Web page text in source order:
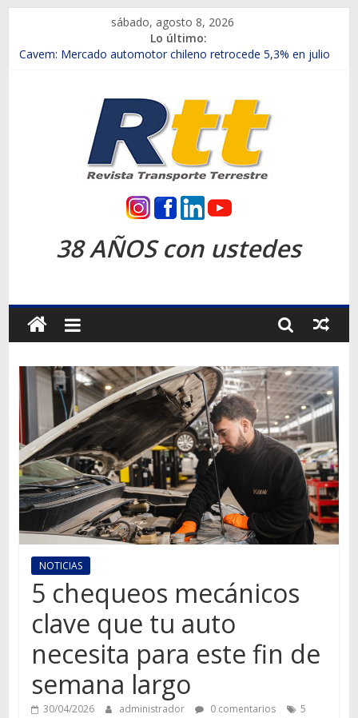
contenido
sábado, agosto 8, 2026
Lo último:
Chile es el primer mercado internacional en lanzar la nueva
Salfa suma vehículos electrificados de Chevrolet en el Biobío
Samex amplía su red con nuevas sucursales en Rancagua y
SINOTRUK Pick-ups presentó la recién estrenada Bolden en
la Expo Compras Públicas 2026
Revista
Transporte
Terrestre
Autos,
camiones,
motos,
información
del
mundo
del
transporte
38 AÑOS con ustedes
NOTICIAS
5 chequeos mecánicos
clave que tu auto
necesita para este fin de
semana largo
30/04/2026 administrador 0 comentarios
5